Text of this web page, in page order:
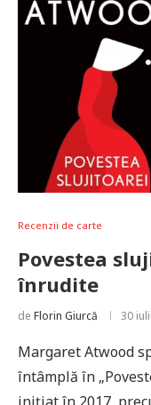
Recenzii de carte
Povestea
înrudite
de Florin Giurcă 30
Margaret Atwood
întâmplă în